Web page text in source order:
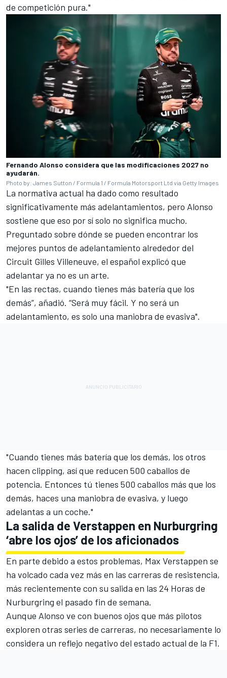
de competición pura."
Fernando Alonso considera que las modificaciones 2027 no
ayudarán.
Photo by: James Sutton / Formula 1 / Formula Motorsport Ltd via Getty Images
La normativa actual ha dado como resultado
significativamente más adelantamientos, pero Alonso
sostiene que eso por sí solo no significa mucho.
Preguntado sobre dónde se pueden encontrar los
mejores puntos de adelantamiento alrededor del
Circuit Gilles Villeneuve, el español explicó que
adelantar ya no es un arte.
"En las rectas, cuando tienes más batería que los
demás”, añadió. “Será muy fácil. Y no será un
adelantamiento, es solo una maniobra de evasiva".
"Cuando tienes más batería que los demás, los otros
hacen clipping, así que reducen 500 caballos de
potencia. Entonces tú tienes 500 caballos más que los
demás, haces una maniobra de evasiva, y luego
adelantas a un coche."
La salida de Verstappen en Nurburgring
‘abre los ojos’ de los aficionados
En parte debido a estos problemas, Max Verstappen se
ha volcado cada vez más en las carreras de resistencia,
más recientemente con su salida en las 24 Horas de
Nurburgring el pasado fin de semana.
Aunque Alonso ve con buenos ojos que más pilotos
exploren otras series de carreras, no necesariamente lo
considera un reflejo negativo del estado actual de la F1.